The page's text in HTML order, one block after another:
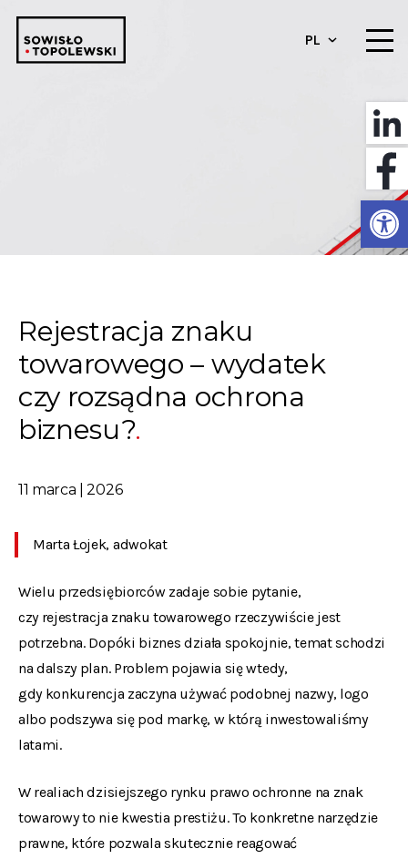
PL
Rejestracja znaku
towarowego – wydatek
czy rozsądna ochrona
biznesu?
11 marca | 2026
Marta Łojek, adwokat
Wielu przedsiębiorców zadaje sobie pytanie,
czy rejestracja znaku towarowego rzeczywiście jest
potrzebna. Dopóki biznes działa spokojnie, temat schodzi
na dalszy plan. Problem pojawia się wtedy,
gdy konkurencja zaczyna używać podobnej nazwy, logo
albo podszywa się pod markę, w którą inwestowaliśmy
latami.
W realiach dzisiejszego rynku prawo ochronne na znak
towarowy to nie kwestia prestiżu. To konkretne narzędzie
prawne, które pozwala skutecznie reagować